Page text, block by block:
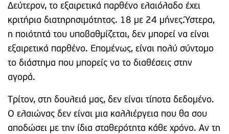
Δεύτερον, το εξαιρετικά παρθένο ελαιόλαδο έχει
κριτήρια διατηρησιμότητας. 18 με 24 μήνες.Ύστερα,
η ποιότητά του υποβαθμίζεται, δεν μπορεί να είναι
εξαιρετικά παρθένο. Επομένως, είναι πολύ σύντομο
το διάστημα που μπορείς να το διαθέσεις στην
αγορά.
Τρίτον, στη δουλειά μας, δεν είναι τίποτα δεδομένο.
Ο ελαιώνας δεν είναι μια καλλιέργεια που θα σου
αποδώσει με την ίδια σταθερότητα κάθε χρόνο. Αν τη